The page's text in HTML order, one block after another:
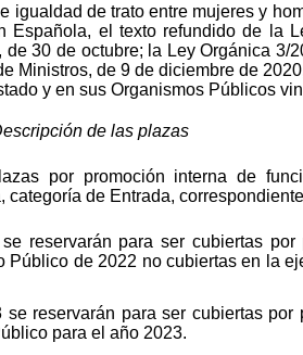
de trato entre mujeres y
el texto refundido de la
30 de octubre; la Ley Orgánica 3/
Ministros, de 9 de diciembre de
y en sus Organismos Públicos
de las plazas
por promoción interna de
de Entrada,
reservarán para ser cubiertas por
de 2022 no cubiertas en la
reservarán para ser cubiertas
para el año 2023.